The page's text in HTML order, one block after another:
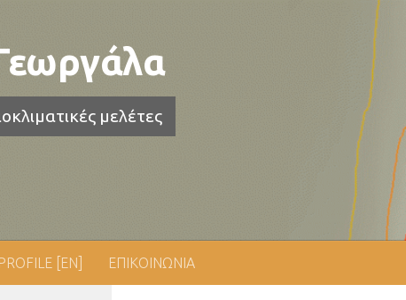
μελέτες
PROFILE [EN] ΕΠΙΚΟΙΝΩΝΙΑ